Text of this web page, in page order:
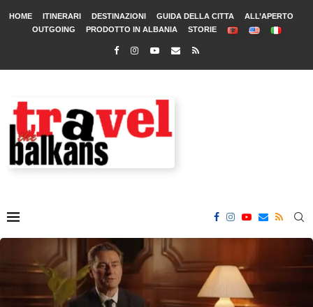
HOME ITINERARI DESTINAZIONI GUIDA DELLA CITTA
ALL’APERTO
OUTGOING
PRODOTTO IN ALBANIA STORIE